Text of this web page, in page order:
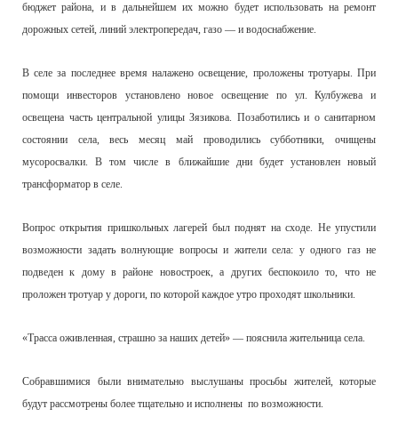
бюджет района, и в дальнейшем их можно будет использовать на ремонт
дорожных сетей, линий электропередач, газо — и водоснабжение.
В селе за последнее время налажено освещение, проложены тротуары. При
помощи инвесторов установлено новое освещение по ул. Кулбужева и
освещена часть центральной улицы Зязикова. Позаботились и о санитарном
состоянии села, весь месяц май проводились субботники, очищены
мусоросвалки. В том числе в ближайшие дни будет установлен новый
трансформатор в селе.
Вопрос открытия пришкольных лагерей был поднят на сходе. Не упустили
возможности задать волнующие вопросы и жители села: у одного газ не
подведен к дому в районе новостроек, а других беспокоило то, что не
проложен тротуар у дороги, по которой каждое утро проходят школьники.
«Трасса оживленная, страшно за наших детей» — пояснила жительница села.
Собравшимися были внимательно выслушаны просьбы жителей, которые
будут рассмотрены более тщательно и исполнены по возможности.